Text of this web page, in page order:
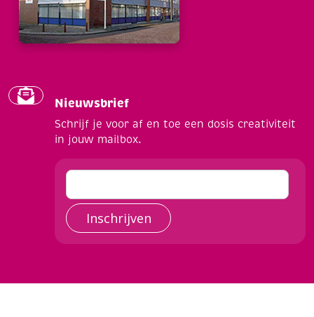
Nieuwsbrief
Schrijf je voor af en toe een dosis creativiteit
in jouw mailbox.
Inschrijven